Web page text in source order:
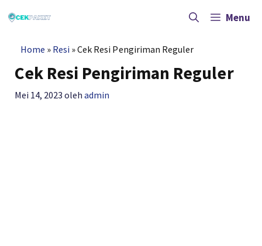
ke
Menu
Home » Resi »Cek Resi Pengiriman Reguler
Cek Resi Pengiriman Reguler
Mei 14, 2023 olehadmin